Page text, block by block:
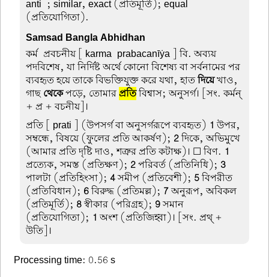
anti-; similar, exact (প্রতিমূর্তি); equal
(প্রতিযোগিতা).
Samsad Bangla Abhidhan
কর্ম-প্রবচনীয়[ karma-prabacanīẏa ] বি. অব্যয়
পদবিশেষ, যা নির্দিষ্ট অর্থে কোনো বিশেষ্য বা সর্বনামের পর
ব্যবহৃত হয়ে তাকে বিভক্তিযুক্ত করে যথা, হাতদিয়েখাও,
গাছ থেকেপড়ে, তোমারপ্রতিবিশ্বাস; অনুসর্গ। [সং. কর্মন্
+ প্র + বচনীয়]।
প্রতি[ prati ] (উপসর্গ বা অনুসর্গরূপে ব্যবহৃত) 1 উপর,
সম্বন্ধে, বিষয়ে (ফুলের প্রতি আকর্ষণ); 2দিকে, অভিমুখে
(আমার প্রতি দৃষ্টি দাও, শত্রুর প্রতি কটাক্ষ)। ☐ বিণ. 1
প্রত্যেক, সমস্ত (প্রতিক্ষণ); 2পরিবর্ত (প্রতিনিধি); 3
পালটা (প্রতিহিংসা);4সমীপ (প্রতিবেশী); 5বিপরীত
(প্রতিবিধান); 6বিরুদ্ধ (প্রতিমল্ল); 7অনুরূপ, অবিকল
(প্রতিমূর্তি); 8স্বীকার (পরিগ্রহ); 9সমান
(প্রতিযোগিতা); 1 অংশ (প্রতিজিহ্বা)। [সং. প্রথ্ +
উতি]।
Processing time: 0.56 s